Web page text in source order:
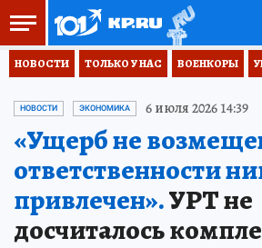
НОВОСТИ ТОЛЬКО У НАС ВОЕНКОРЫ
НОВОСТИ ЭКОНОМИКА 6 июля 2026 14:39
«Ущерб не
ответственности
привлечен».УРТ не
досчиталось